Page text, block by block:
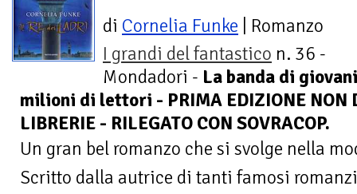
di Cornelia Funke | Romanzo
I grandi del fantastico n. 36 -
Mondadori - La banda di
milioni di lettori - PRIMA EDIZIONE NON
LIBRERIE - RILEGATO CON SOVRACOP.
Un gran bel romanzo che si svolge nella
Scritto dalla autrice di tanti famosi